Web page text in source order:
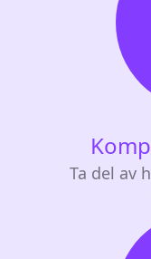
Ta del av